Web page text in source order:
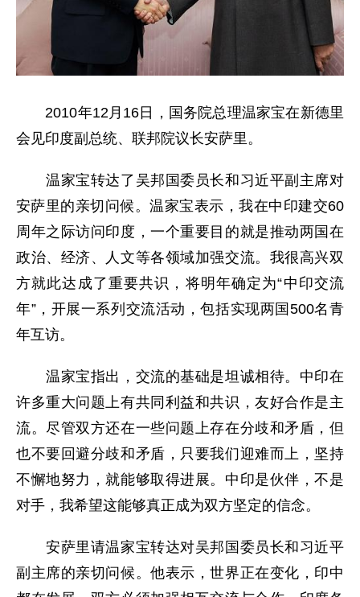
2010年12月16日，国务院总理温家宝在新德里
会见印度副总统、联邦院议长安萨里。
温家宝转达了吴邦国委员长和习近平副主席对
安萨里的亲切问候。温家宝表示，我在中印建交60
周年之际访问印度，一个重要目的就是推动两国在
政治、经济、人文等各领域加强交流。我很高兴双
方就此达成了重要共识，将明年确定为“中印交流
年”，开展一系列交流活动，包括实现两国500名青
年互访。
温家宝指出，交流的基础是坦诚相待。中印在
许多重大问题上有共同利益和共识，友好合作是主
流。尽管双方还在一些问题上存在分歧和矛盾，但
也不要回避分歧和矛盾，只要我们迎难而上，坚持
不懈地努力，就能够取得进展。中印是伙伴，不是
对手，我希望这能够真正成为双方坚定的信念。
安萨里请温家宝转达对吴邦国委员长和习近平
副主席的亲切问候。他表示，世界正在变化，印中